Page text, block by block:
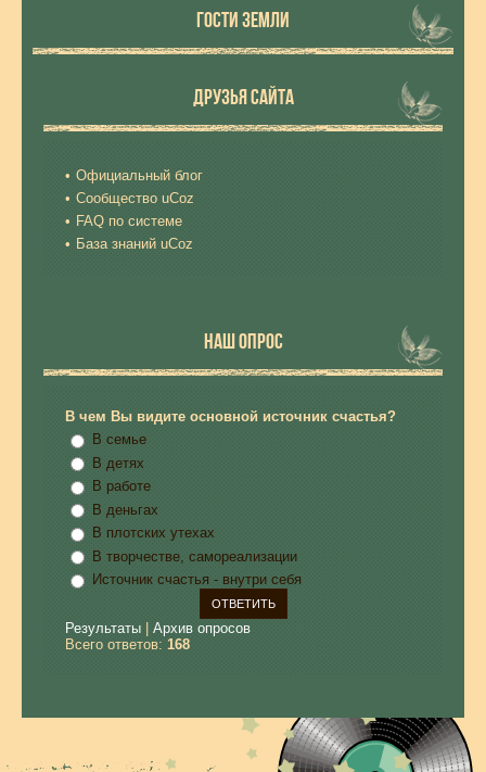
ГОСТИ ЗЕМЛИ
ДРУЗЬЯ САЙТА
Официальный блог
Сообщество uCoz
FAQ по системе
База знаний uCoz
НАШ ОПРОС
В чем Вы видите основной источник счастья?
В семье
В детях
В работе
В деньгах
В плотских утехах
В творчестве, самореализации
Источник счастья - внутри себя
Результаты
Архив опросов
Всего ответов: 168